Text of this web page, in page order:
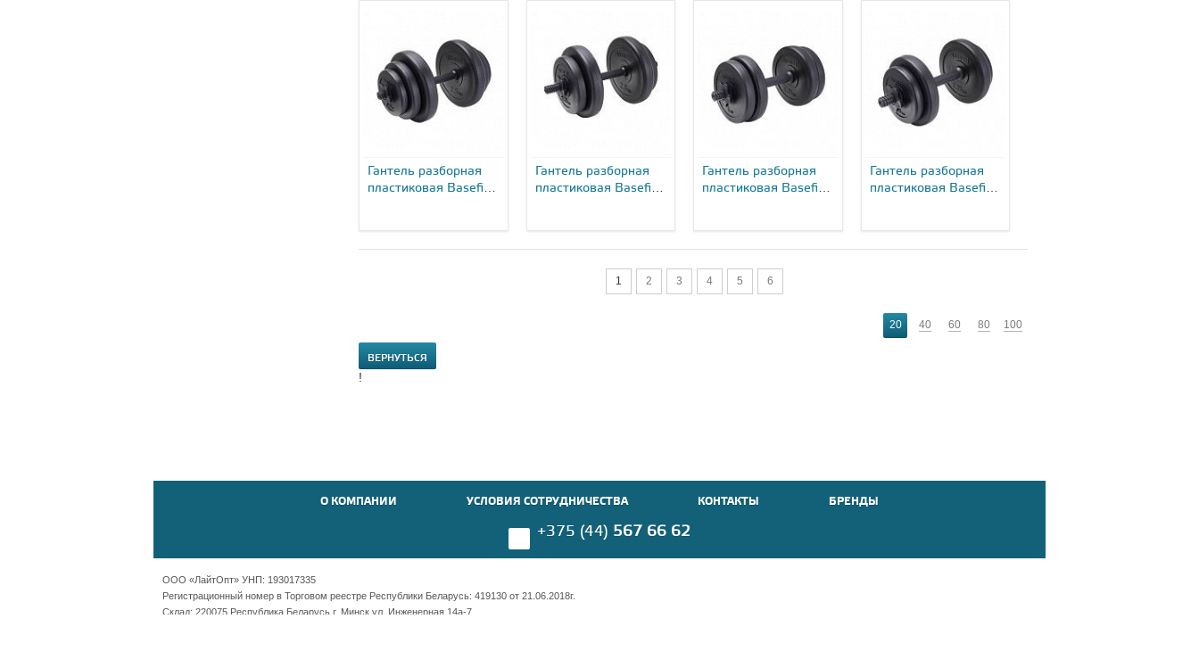
Гантель разборная
пластиковая Basefit
Гантель разборная
пластиковая Basefit
Гантель разборная
пластиковая Basefit
Гантель разборная
пластиковая Basefit
1 2 3 4 5 6
20 40 60 80 100
ВЕРНУТЬСЯ
!
О КОМПАНИИ УСЛОВИЯ СОТРУДНИЧЕСТВА КОНТАКТЫ БРЕНДЫ
+375 (44) 567 66 62
ООО «ЛайтОпт» УНП: 193017335
Регистрационный номер в Торговом реестре Республики Беларусь: 419130 от 21.06.2018г.
Склад: 220075 Республика Беларусь г. Минск ул. Инженерная 14а-7